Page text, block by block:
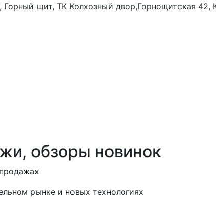
щит, ТК Колхозный двор,Горнощитская 42,
обзоры новинок
рынке и новых технологиях